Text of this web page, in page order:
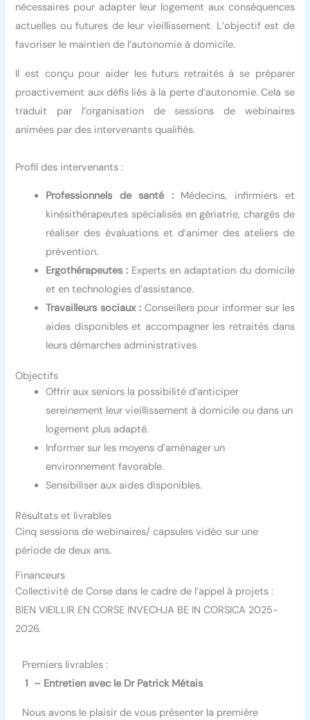
nécessaires pour adapter leur logement aux conséquences
actuelles ou futures de leur vieillissement. L’objectif est de
favoriser le maintien de l’autonomie à domicile.
Il est conçu pour aider les futurs retraités à se préparer
proactivement aux défis liés à la perte d’autonomie. Cela se
traduit par l’organisation de sessions de webinaires
animées par des intervenants qualifiés.
Profil des intervenants :
Professionnels de santé :Médecins, infirmiers et
kinésithérapeutes spécialisés en gériatrie, chargés de
réaliser des évaluations et d’animer des ateliers de
prévention.
Ergothérapeutes : Experts en adaptation du domicile
et en technologies d’assistance.
Travailleurs sociaux :Conseillers pour informer sur les
aides disponibles et accompagner les retraités dans
leurs démarches administratives.
Objectifs
Offrir aux seniors la possibilité d’anticiper
sereinement leur vieillissement à domicile ou dans un
logement plus adapté.
Informer sur les moyens d’aménager un
environnement favorable.
Sensibiliser aux aides disponibles.
Résultats et livrables
Cinq sessions de webinaires/ capsules vidéo sur une
période de deux ans.
Financeurs
Collectivité de Corse dans le cadre de l’appel à projets :
BIEN VIEILLIR EN CORSE INVECHJA BE IN CORSICA 2025-
2026.
Premiers livrables :
1 – Entretien avec le Dr Patrick Métais
Nous avons le plaisir de vous présenter la première